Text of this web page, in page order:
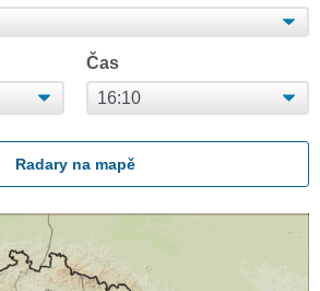
Čas
Radary na mapě